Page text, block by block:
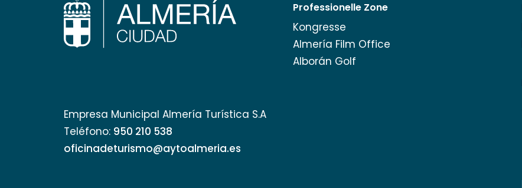
Empresa Municipal Almería Turística S.A
Teléfono: 950 210 538
oficinadeturismo@aytoalmeria.es
Professionelle Zone
Kongresse
Almería Film Office
Alborán Golf